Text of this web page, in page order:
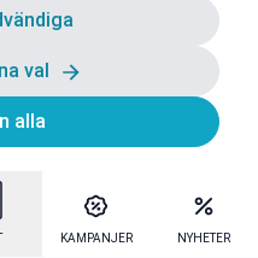
KAMPANJER NYHETER
val
alla